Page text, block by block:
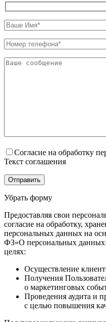
Согласие на обработку
Текст соглашения
Убрать форму
Предоставляя свои
согласие на обработку,
персональных данных на
ФЗ«О персональных
целях:
Осуществление
Получения
о маркетинговых
Проведения аудита и
с целью повышения